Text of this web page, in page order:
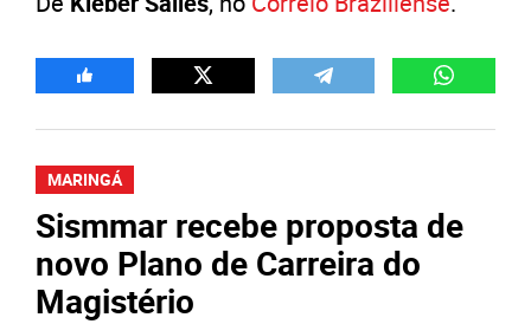
MARINGÁ
Sismmar recebe proposta de
novo Plano de Carreira do
Magistério